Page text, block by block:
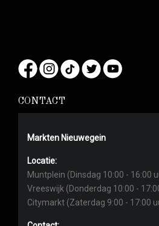
CONTACT
Markten Nieuwegein
Locatie:
Muntplein (Dinsdag 10:00 - 16:00
Vreeswijk (Donderdag 10:00 -
Citymarkt (Zaterdag 9:00 - 17:00